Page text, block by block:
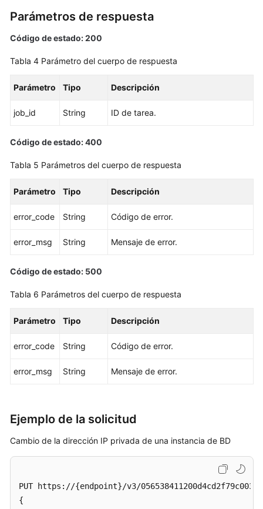
instancia
de
base
datos
Eliminación/Cancelación
suscripción
una
de
de
réplica
lectura
Eliminación
cancelación
de
de
Ampliación
Parámetros de respuesta
Código de estado: 200
Tabla 4 Parámetro del cuerpo de respuesta
Parámetro Tipo Descripción
job_id String ID de tarea.
Código de estado: 400
Tabla 5 Parámetros del cuerpo de respuesta
Parámetro Tipo Descripción
error_code String Código de error.
error_msg String Mensaje de error.
Código de estado: 500
Tabla 6 Parámetros del cuerpo de respuesta
Parámetro Tipo Descripción
error_code String Código de error.
error_msg String Mensaje de error.
Ejemplo de la solicitud
Cambio de la dirección IP privada de una instancia de BD
PUT https://{endpoint}/v3/
{